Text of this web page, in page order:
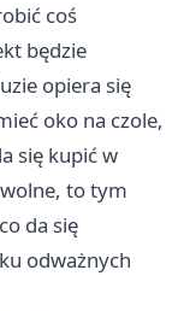
coś
będzie
opiera się
oko na czole,
się kupić w
to tym
da się
odważnych